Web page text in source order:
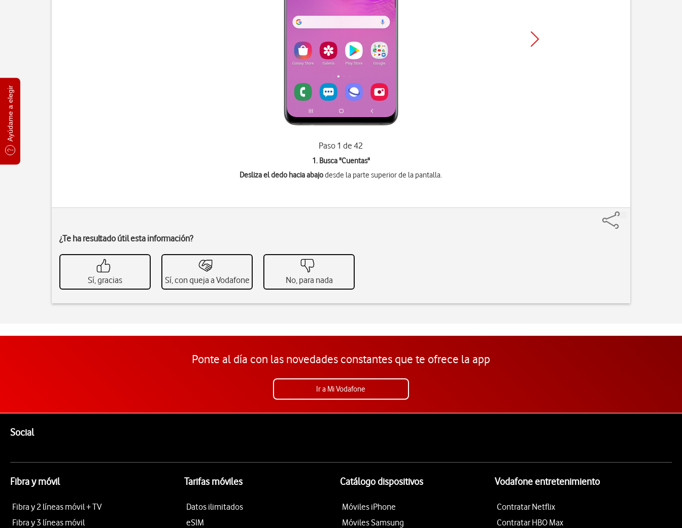
Ayúdame a elegir
Paso 1 de 42
1. Busca "Cuentas"
Desliza el dedo hacia abajodesde la parte superior de la pantalla.
¿Te ha resultado útil esta información?
Sí, gracias Sí, con queja a Vodafone No, para nada
Ponte al día con las novedades constantes que te ofrece la app
Ir a Mi Vodafone
SocialEnlaces a las redes sociales de Vodafone
Fibra y móvil
Fibra y 2 líneas móvil + TV
Fibra y 3 líneas móvil
Tarifas móviles
Datos ilimitados
eSIM
Catálogo dispositivos
Móviles iPhone
Móviles Samsung
Vodafone entretenimiento
Contratar Netflix
Contratar HBO Max